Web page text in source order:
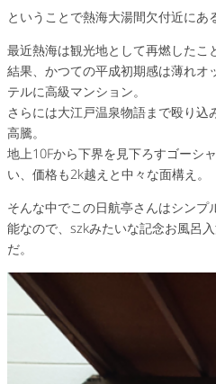
ということで熱海大湯間欠付近にあ
最近熱海は観光地として再燃したこ
結果、かつての平成初期感は薄れオ
テルに高級マンション。
さらには大江戸温泉物語まで殴り
高騰。
地上10Fから下界を見下ろすゴーシ
い、価格も2k越えと中々な面構え。
そんな中でこの日航亭さんはシン
能なので、szkみたいな記念お風呂
だ。